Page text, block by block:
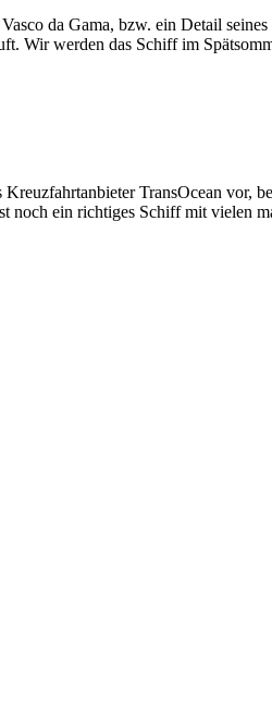
da Gama, bzw. ein Detail
Wir werden das Schiff im
TransOcean vor,
noch ein richtiges Schiff mit vielen